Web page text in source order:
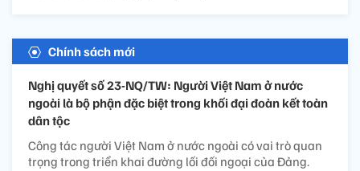
Chính sách mới
Nghị quyết số 23-NQ/TW: Người Việt Nam ở nước
ngoài là bộ phận đặc biệt trong khối đại đoàn kết toàn
dân tộc
Công tác người Việt Nam ở nước ngoài có vai trò quan
trọng trong triển khai đường lối đối ngoại của Đảng.